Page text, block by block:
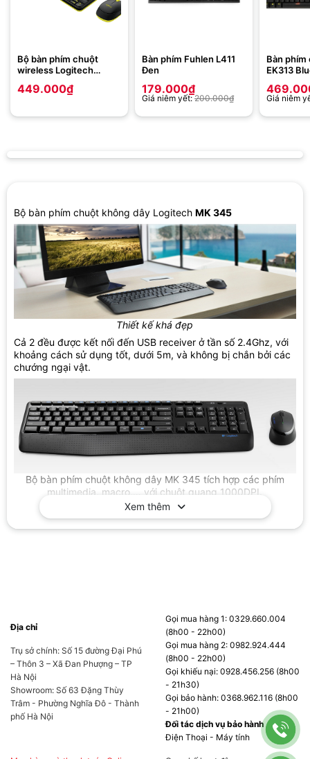
Bộ bàn phím chuột
wireless Logitech
449.000₫
Bàn phím Fuhlen L411
Đen
179.000₫
Giá niêm yết:200.000₫
Bàn phím
EK313
Giá niêm
Bộ bàn phím chuột không dây Logitech MK 345
Thiết kế khá đẹp
Cả 2 đều được kết nối đến USB receiver ở tần số 2.4Ghz, với
khoảng cách sử dụng tốt, dưới 5m, và không bị chắn bởi các
chướng ngại vật.
Bộ bàn phím chuột không dây MK 345 tích hợp các phím
multimedia, macro,… với chuột quang 1000DPI.
Bàn phím sử dụng 2 viên pin AAA, chuột sử dụng 1 viên pin AA
thay thế được.
Xem thêm
Địa chỉ
Trụ sở chính: Số 15 đường Đại Phú
– Thôn 3 – Xã Đan Phượng – TP
Hà Nội
Showroom: Số 63 Đặng Thùy
Trâm - Phường Nghĩa Đô - Thành
phố Hà Nội
Gọi mua hàng 1: 0329.660.004
(8h00 - 22h00)
Gọi mua hàng 2: 0982.924.444
(8h00 - 22h00)
Gọi khiếu nại: 0928.456.256 (8h00
- 21h30)
Gọi bảo hành: 0368.962.116 (8h00
- 21h00)
Đối tác dịch vụ bảo hành
Điện Thoại - Máy tính